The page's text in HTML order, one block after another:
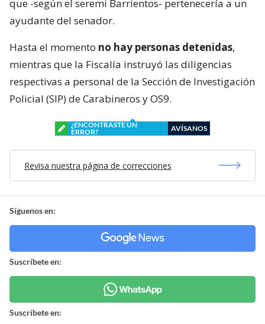
que -según el seremi Barrientos- pertenecería a un
ayudante del senador.
Hasta el momento no hay personas detenidas,
mientras que la Fiscalía instruyó las diligencias
respectivas a personal de la Sección de Investigación
Policial (SIP) de Carabineros y OS9.
¿ENCONTRASTE UN
ERROR?
AVÍSANOS
Revisa nuestra página de correcciones
Síguenos en:
Suscríbete en:
Suscríbete en: